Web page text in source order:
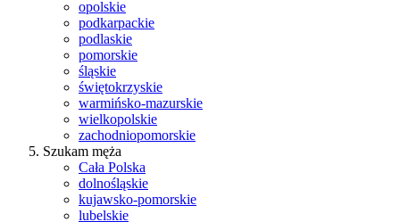
opolskie
podkarpackie
podlaskie
pomorskie
śląskie
świętokrzyskie
warmińsko-mazurskie
wielkopolskie
zachodniopomorskie
Szukam męża
Cała Polska
dolnośląskie
kujawsko-pomorskie
lubelskie